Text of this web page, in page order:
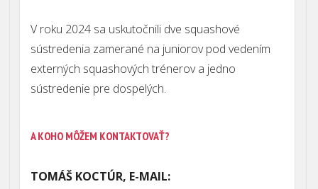
V roku 2024 sa uskutočnili dve squashové
sústredenia zamerané na juniorov pod vedením
externých squashových trénerov a jedno
sústredenie pre dospelých.
A KOHO MÔŽEM KONTAKTOVAŤ?
TOMÁŠ KOCTÚR, E-MAIL: